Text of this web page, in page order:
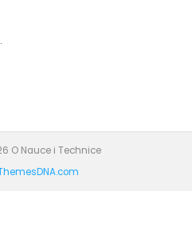
O Nauce i Technice